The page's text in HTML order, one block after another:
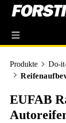
springen
Produkte Do-
EUFAB